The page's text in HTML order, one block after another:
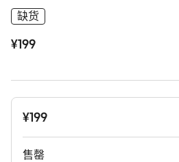
缺货
¥199
产
¥199
售罄